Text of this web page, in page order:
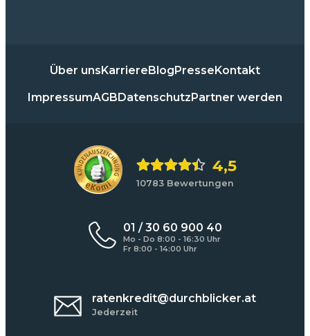
Über unsKarriereBlogPresseKontakt
ImpressumAGBDatenschutzPartner werden
4,5
10783 Bewertungen
01 / 30 60 900 40
Mo - Do 8:00 - 16:30 Uhr
Fr 8:00 - 14:00 Uhr
ratenkredit@durchblicker.at
Jederzeit